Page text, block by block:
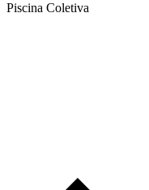
Piscina Coletiva